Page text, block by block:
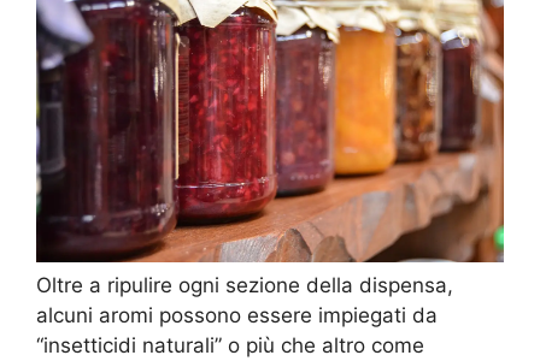
Oltre a ripulire ogni sezione della dispensa,
alcuni aromi possono essere impiegati da
“insetticidi naturali” o più che altro come